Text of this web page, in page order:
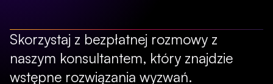
Skorzystaj z bezpłatnej rozmowy z
naszym konsultantem, który znajdzie
wstępne rozwiązania wyzwań.